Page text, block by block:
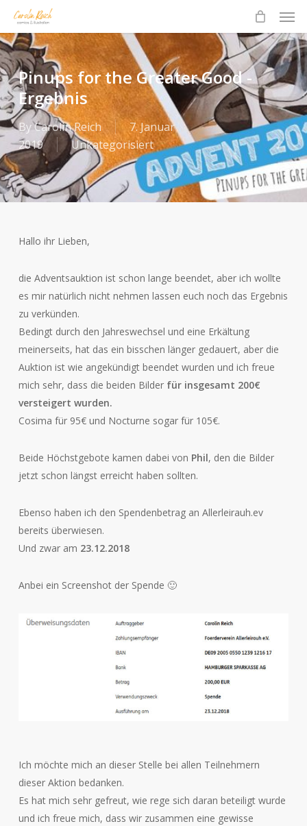
main
content
Pinups for the Greater Good -
Ergebnis
ByCarolin Reich
7. Januar
2019
Unkategorisiert
Hallo ihr Lieben,
die Adventsauktion ist schon lange beendet, aber ich wollte
es mir natürlich nicht nehmen lassen euch noch das Ergebnis
zu verkünden.
Bedingt durch den Jahreswechsel und eine Erkältung
meinerseits, hat das ein bisschen länger gedauert, aber die
Auktion ist wie angekündigt beendet wurden und ich freue
mich sehr, dass die beiden Bilder für insgesamt 200€
versteigert wurden.
Cosima für 95€ und Nocturne sogar für 105€.
Beide Höchstgebote kamen dabei von Phil, den die Bilder
jetzt schon längst erreicht haben sollten.
Ebenso haben ich den Spendenbetrag an Allerleirauh.ev
bereits überwiesen.
Und zwar am 23.12.2018
Anbei ein Screenshot der Spende 🙂
Ich möchte mich an dieser Stelle bei allen Teilnehmern
dieser Aktion bedanken.
Es hat mich sehr gefreut, wie rege sich daran beteiligt wurde
und ich freue mich, dass wir zusammen eine gewisse